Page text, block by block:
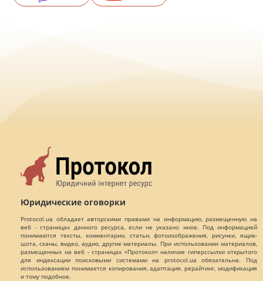
Юридические оговорки
Protocol.ua обладает авторскими правами на информацию, размещенную на
веб - страницах данного ресурса, если не указано иное. Под информацией
понимаются тексты, комментарии, статьи, фотоизображения, рисунки, ящик-
шота, сканы, видео, аудио, другие материалы. При использовании материалов,
размещенных на веб - страницах «Протокол» наличие гиперссылки открытого
для индексации поисковыми системами на protocol.ua обязательна. Под
использованием понимается копирования, адаптация, рерайтинг, модификация
и тому подобное.